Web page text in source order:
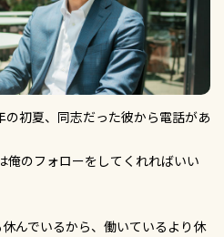
初夏、同志だった彼から電話があ
俺のフォローをしてくれればいい
んでいるから、働いているより休